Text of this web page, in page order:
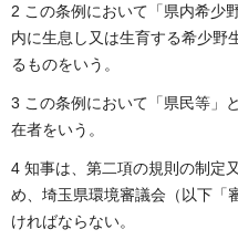
2 この条例において「県内希少
内に生息し又は生育する希少野
るものをいう。
3 この条例において「県民等」
在者をいう。
4 知事は、第二項の規則の制定
め、埼玉県環境審議会（以下「
ければならない。